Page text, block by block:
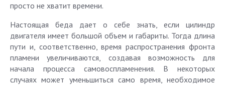
просто не хватит времени.
Настоящая беда дает о себе знать, если цилиндр
двигателя имеет большой объем и габариты. Тогда длина
пути и, соответственно, время распространения фронта
пламени увеличиваются, создавая возможность для
начала процесса самовоспламенения. В некоторых
случаях может уменьшиться само время, необходимое